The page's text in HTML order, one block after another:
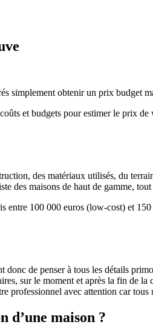
simplement obtenir un prix budget
et budgets pour estimer le prix
des matériaux utilisés, du
des maisons de haut de gamme,
100 000 euros (low-cost) et
de penser à tous les détails
sur le moment et après la fin de
avec attention car
d’une maison ?